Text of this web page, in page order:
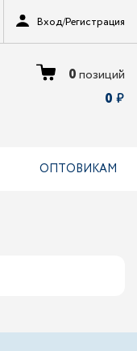
Вход/Регистрация
0позиций
0
ОПТОВИКАМ